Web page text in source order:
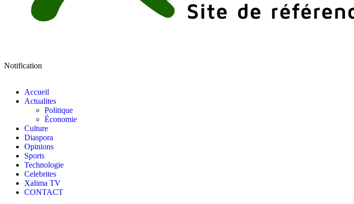
Notification
Accueil
Actualites
Politique
Économie
Culture
Diaspora
Opinions
Sports
Technologie
Celebrites
Xalima TV
CONTACT